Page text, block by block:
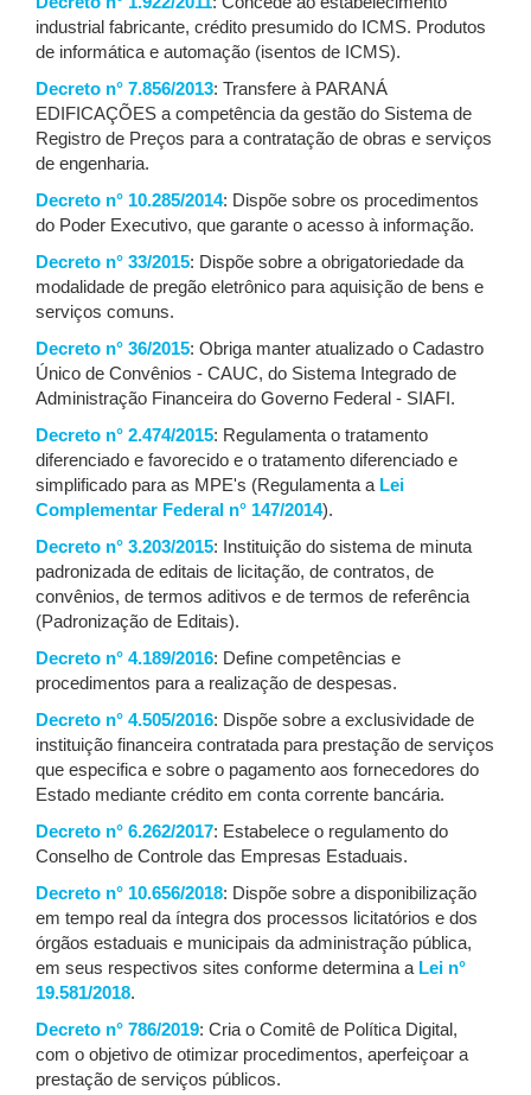
industrial fabricante, crédito presumido do ICMS. Produtos
de informática e automação (isentos de ICMS).
Decreto n° 7.856/2013: Transfere à PARANÁ
EDIFICAÇÕES a competência da gestão do Sistema de
Registro de Preços para a contratação de obras e serviços
de engenharia.
Decreto n° 10.285/2014: Dispõe sobre os procedimentos
do Poder Executivo, que garante o acesso à informação.
Decreto n° 33/2015: Dispõe sobre a obrigatoriedade da
modalidade de pregão eletrônico para aquisição de bens e
serviços comuns.
Decreto n° 36/2015: Obriga manter atualizado o Cadastro
Único de Convênios - CAUC, do Sistema Integrado de
Administração Financeira do Governo Federal - SIAFI.
Decreto n° 2.474/2015: Regulamenta o tratamento
diferenciado e favorecido e o tratamento diferenciado e
simplificado para as MPE's (Regulamenta a Lei
Complementar Federal n° 147/2014).
Decreto n° 3.203/2015: Instituição do sistema de minuta
padronizada de editais de licitação, de contratos, de
convênios, de termos aditivos e de termos de referência
(Padronização de Editais).
Decreto n° 4.189/2016: Define competências e
procedimentos para a realização de despesas.
Decreto n° 4.505/2016: Dispõe sobre a exclusividade de
instituição financeira contratada para prestação de serviços
que especifica e sobre o pagamento aos fornecedores do
Estado mediante crédito em conta corrente bancária.
Decreto n° 6.262/2017: Estabelece o regulamento do
Conselho de Controle das Empresas Estaduais.
Decreto n° 10.656/2018: Dispõe sobre a disponibilização
em tempo real da íntegra dos processos licitatórios e dos
órgãos estaduais e municipais da administração pública,
em seus respectivos sites conforme determina a Lei n°
19.581/2018.
Decreto n° 786/2019: Cria o Comitê de Política Digital,
com o objetivo de otimizar procedimentos, aperfeiçoar a
prestação de serviços públicos.